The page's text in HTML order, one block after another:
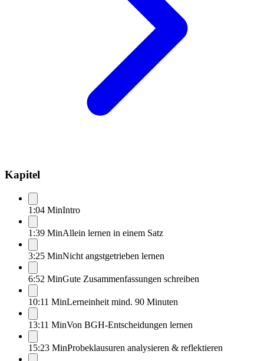
Kapitel
1:04 MinIntro
1:39 MinAllein lernen in einem Satz
3:25 MinNicht angstgetrieben lernen
6:52 MinGute Zusammenfassungen schreiben
10:11 MinLerneinheit mind. 90 Minuten
13:11 MinVon BGH-Entscheidungen lernen
15:23 MinProbeklausuren analysieren & reflektieren